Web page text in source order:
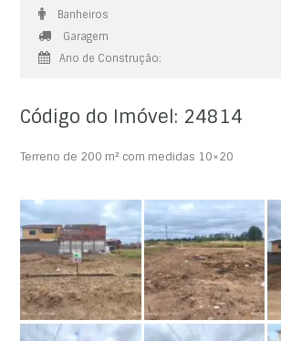
Banheiros
Garagem
Ano de Construção:
Código do Imóvel: 24814
Terreno de 200 m² com medidas 10×20